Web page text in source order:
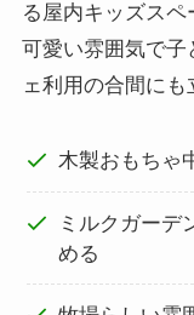
る屋内キッズスペ
可愛い雰囲気で子
ェ利用の合間にも
木製おもちゃ
ミルクガーデ
める